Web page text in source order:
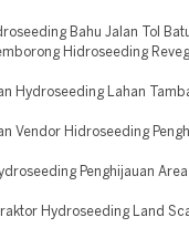
Bahu Jalan Tol
Hidroseeding
Hydroseeding Lahan
Vendor Hidroseeding
Penghijauan
Hydroseeding Land